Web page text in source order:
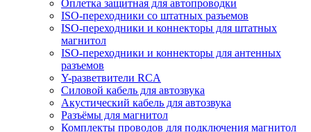
Оплетка защитная для автопроводки
ISO-переходники со штатных разъемов
ISO-переходники и коннекторы для штатных
магнитол
ISO-переходники и коннекторы для антенных
разъемов
Y-разветвители RCA
Силовой кабель для автозвука
Акустический кабель для автозвука
Разъёмы для магнитол
Комплекты проводов для подключения магнитол